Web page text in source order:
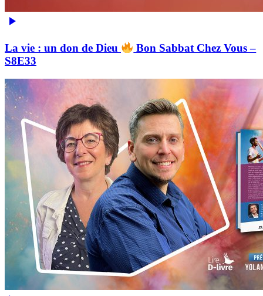
La vie : un don de Dieu
Bon Sabbat Chez Vous –
S8E33